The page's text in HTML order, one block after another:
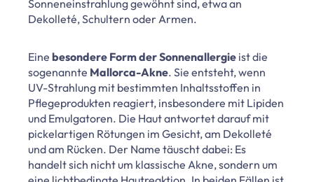
Sonneneinstrahlung gewöhnt sind, etwa an
Dekolleté, Schultern oder Armen.
Eine besondere Form der Sonnenallergie ist die
sogenannte Mallorca-Akne. Sie entsteht, wenn
UV-Strahlung mit bestimmten Inhaltsstoffen in
Pflegeprodukten reagiert, insbesondere mit Lipiden
und Emulgatoren. Die Haut antwortet darauf mit
pickelartigen Rötungen im Gesicht, am Dekolleté
und am Rücken. Der Name täuscht dabei: Es
handelt sich nicht um klassische Akne, sondern um